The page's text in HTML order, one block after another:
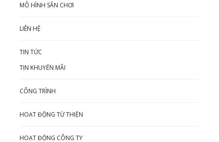
MÔ HÌNH SÂN CHƠI
LIÊN HỆ
TIN TỨC
TIN KHUYẾN MÃI
CÔNG TRÌNH
HOẠT ĐỘNG TỪ THIỆN
HOẠT ĐỘNG CÔNG TY